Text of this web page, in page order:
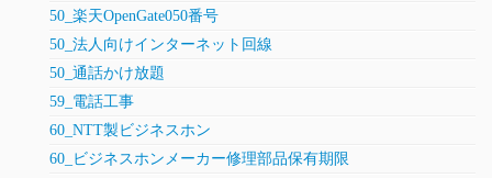
50_楽天OpenGate050番号
50_法人向けインターネット回線
50_通話かけ放題
59_電話工事
60_NTT製ビジネスホン
60_ビジネスホンメーカー修理部品保有期限